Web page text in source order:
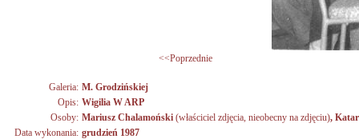
<<Poprzednie
Galeria: M. Grodzińskiej
Opis: Wigilia W ARP
Osoby: Mariusz Chalamoński (właściciel zdjęcia, nieobecny na zdjęciu),
Data wykonania: grudzień 1987